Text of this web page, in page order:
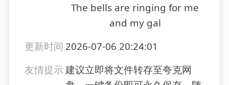
The bells are ringing for me
and my gal
更新时间 2026-07-06 20:24:01
友情提示建议立即将文件转存至夸克网